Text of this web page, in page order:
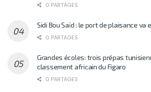
0 PARTAGES
Sidi Bou Saïd : le port de plaisance va
0 PARTAGES
Grandes écoles: trois prépas
classement africain du Figaro
0 PARTAGES